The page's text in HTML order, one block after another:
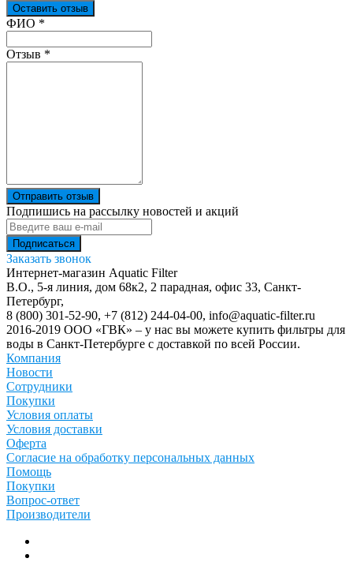
Оставить отзыв
Ваш отзыв был отправлен!
ФИО *
Отзыв *
Отправить отзыв
Подпишись на рассылку новостей и акций
Заказать звонок
Интернет-магазин Aquatic Filter
В.О., 5-я линия, дом 68к2, 2 парадная, офис 33, Санкт-
Петербург,
8 (800) 301-52-90, +7 (812) 244-04-00, info@aquatic-filter.ru
2016-2019 ООО «ГВК» – у нас вы можете купить фильтры для
воды в Санкт-Петербурге с доставкой по всей России.
Компания
Новости
Сотрудники
Покупки
Условия оплаты
Условия доставки
Оферта
Согласие на обработку персональных данных
Помощь
Покупки
Вопрос-ответ
Производители